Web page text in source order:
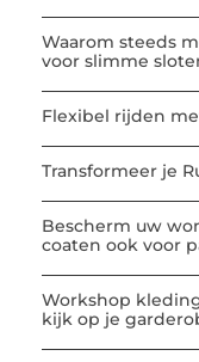
Waarom steeds
voor slimme
Flexibel rijden
Transformeer je
Bescherm uw
coaten ook voor
Workshop
kijk op je